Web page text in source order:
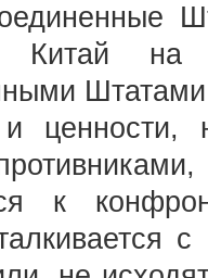
Китай на
и
к